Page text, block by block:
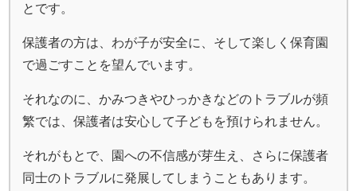
とです。
保護者の方は、わが子が安全に、そして楽しく保育園
で過ごすことを望んでいます。
それなのに、かみつきやひっかきなどのトラブルが頻
繁では、保護者は安心して子どもを預けられません。
それがもとで、園への不信感が芽生え、さらに保護者
同士のトラブルに発展してしまうこともあります。